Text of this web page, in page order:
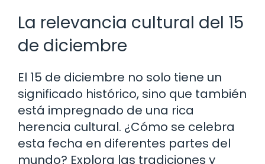
La relevancia cultural del 15
de diciembre
El 15 de diciembre no solo tiene un
significado histórico, sino que también
está impregnado de una rica
herencia cultural. ¿Cómo se celebra
esta fecha en diferentes partes del
mundo? Explora las tradiciones y